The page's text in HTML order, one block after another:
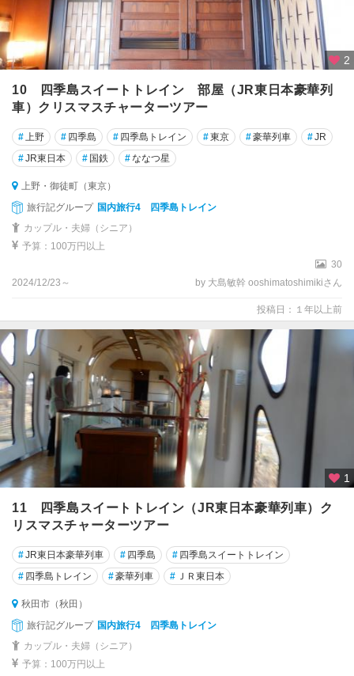
2
10 四季島スイートトレイン 部屋（JR東日本豪華列
車）クリスマスチャーターツアー
# 上野 # 四季島 # 四季島トレイン #東京 #豪華列車 #JR
#JR東日本 # 国鉄 #ななつ星
上野・御徒町（東京）
旅行記グループ 国内旅行4 四季島トレイン
カップル・夫婦（シニア）
予算：100万円以上
30
2024/12/23～
by 大島敏幹 ooshimatoshimikiさん
投稿日：１年以上前
1
11 四季島スイートトレイン（JR東日本豪華列車）ク
リスマスチャーターツアー
#JR東日本豪華列車 # 四季島 # 四季島スイートトレイン
# 四季島トレイン #豪華列車 # ＪＲ東日本
秋田市（秋田）
旅行記グループ 国内旅行4 四季島トレイン
カップル・夫婦（シニア）
予算：100万円以上